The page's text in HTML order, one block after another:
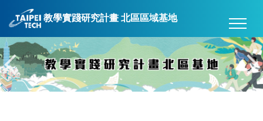
到
主
要
內
容
區
教學實踐研究計畫 北區區域基地